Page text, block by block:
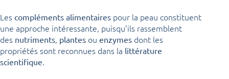
Les compléments alimentaires pour la peau constituent
une approche intéressante, puisqu’ils rassemblent
des nutriments, plantes ou enzymes dont les
propriétés sont reconnues dans la littérature
scientifique.